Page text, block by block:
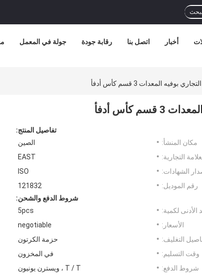
جولة في المعمل رقابة جودة اتصل بنا أخبار
بوفيه المعدات 3 قسم كأس أدفأ
كأس أدفأ
تفاصيل المنتج:
مكان المنشأ:
الصين
التجارية:
EAST
الشهادات:
ISO
رقم الموديل:
121832
شروط الدفع والشحن:
الأدنى لكمية:
5pcs
الأسعار:
negotiable
التغليف:
حزمة الكرتون
وقت التسليم:
في المخزون
شروط الدفع:
T / T ، ويسترن يونيون